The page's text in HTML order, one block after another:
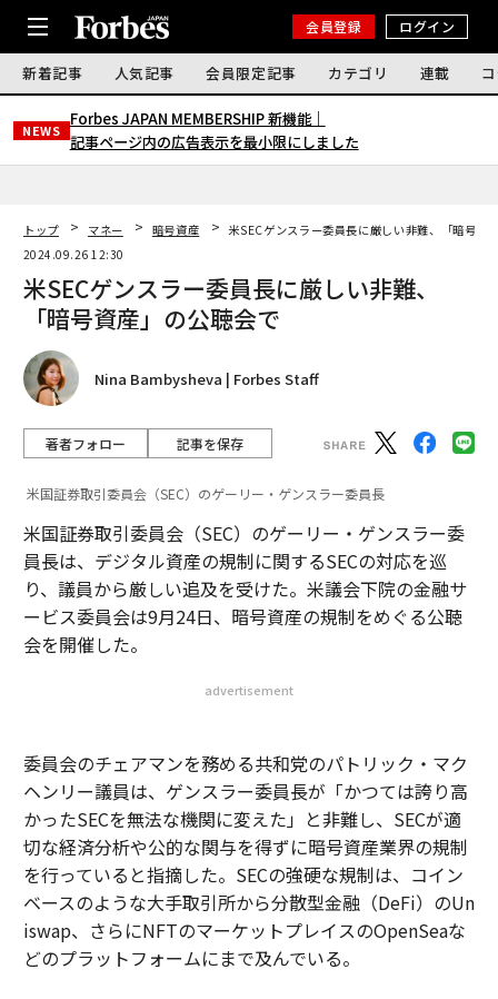
会員登録 ログイン
新着記事 人気記事 会員限定記事 カテゴリ 連載
NEWS
Forbes JAPAN MEMBERSHIP 新機能｜
記事ページ内の広告表示を最小限にしました
トップ マネー 暗号資産
米SECゲンスラー委員長に厳しい非難、「暗号資
2024.09.26 12:30
米SECゲンスラー委員長に厳しい非難、
「暗号資産」の公聴会で
Nina Bambysheva | Forbes Staff
著者フォロー 記事を保存
米国証券取引委員会（SEC）のゲーリー・ゲンスラー委員長
米国証券取引委員会（SEC）のゲーリー・ゲンスラー委
員長は、デジタル資産の規制に関するSECの対応を巡
り、議員から厳しい追及を受けた。米議会下院の金融サ
ービス委員会は9月24日、暗号資産の規制をめぐる公聴
会を開催した。
advertisement
委員会のチェアマンを務める共和党のパトリック・マク
ヘンリー議員は、ゲンスラー委員長が「かつては誇り高
かったSECを無法な機関に変えた」と非難し、SECが適
切な経済分析や公的な関与を得ずに暗号資産業界の規制
を行っていると指摘した。SECの強硬な規制は、コイン
ベースのような大手取引所から分散型金融（DeFi）のUn
iswap、さらにNFTのマーケットプレイスのOpenSeaな
どのプラットフォームにまで及んでいる。